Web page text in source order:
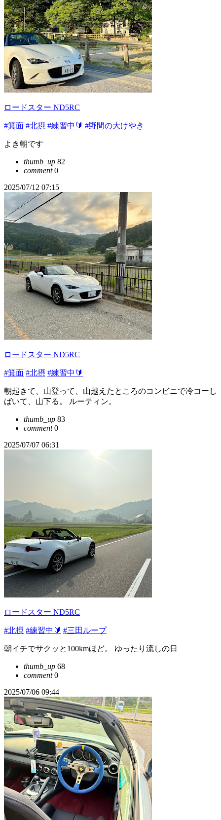
ロードスター ND5RC
#箕面 #北摂 #練習中🔰 #野間の大けやき
よき朝です
thumb_up 82
comment0
2025/07/12 07:15
ロードスター ND5RC
#箕面 #北摂 #練習中🔰
朝起きて、山登って、山越えたところのコンビニで冷コーし
ばいて、山下る。 ルーティン。
thumb_up 83
comment0
2025/07/07 06:31
ロードスター ND5RC
#北摂 #練習中🔰 #三田ループ
朝イチでサクッと100kmほど。 ゆったり流しの日
thumb_up 68
comment0
2025/07/06 09:44